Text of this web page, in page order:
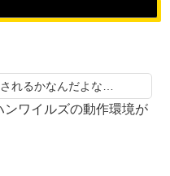
れるかなんだよな…
ンワイルズの動作環境が